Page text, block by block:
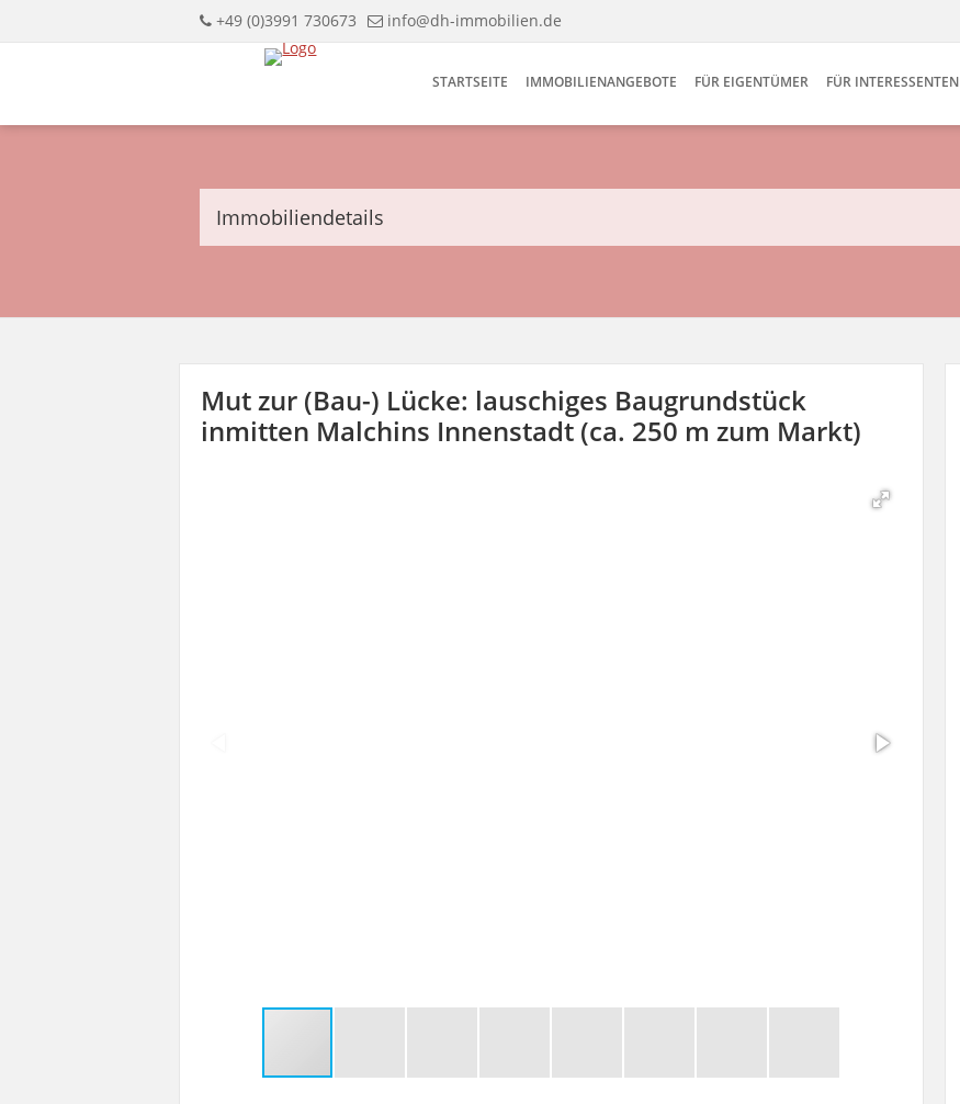
+49 (0)3991 730673 info@dh-immobilien.de
STARTSEITE IMMOBILIENANGEBOTE FÜR EIGENTÜMER FÜR INTERESSENTEN
Immobiliendetails
Mut zur (Bau-) Lücke: lauschiges Baugrundstück
inmitten Malchins Innenstadt (ca. 250 m zum Markt)